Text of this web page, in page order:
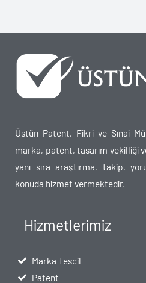
Üstün Patent, Fikri ve Sınai
marka, patent, tasarım vekilliği
yanı sıra araştırma, takip,
konuda hizmet vermektedir.
Hizmetlerimiz
Marka Tescil
Patent